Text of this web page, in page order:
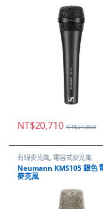
NT$20,710 NT$21,800
有線麥克風, 電容式麥克風
Neumann KMS105 銀色
麥克風